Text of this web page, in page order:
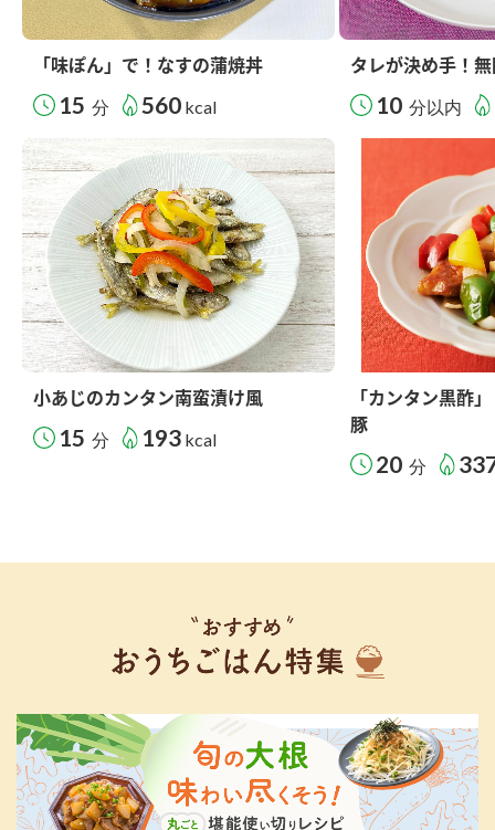
「味ぽん」で！なすの蒲焼丼
15 分 560 kcal
タレが決め手！
10 分以内
小あじのカンタン南蛮漬け風
15 分 193 kcal
「カンタン黒酢
豚
20 分